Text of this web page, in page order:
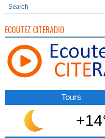
ECOUTEZ CITERADIO
Tours